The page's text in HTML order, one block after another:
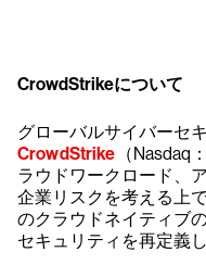
CrowdStrikeについて
グローバルサイバーセ
CrowdStrike （Nasdaq
ラウドワークロード、
企業リスクを考える上
のクラウドネイティブ
セキュリティを再定義